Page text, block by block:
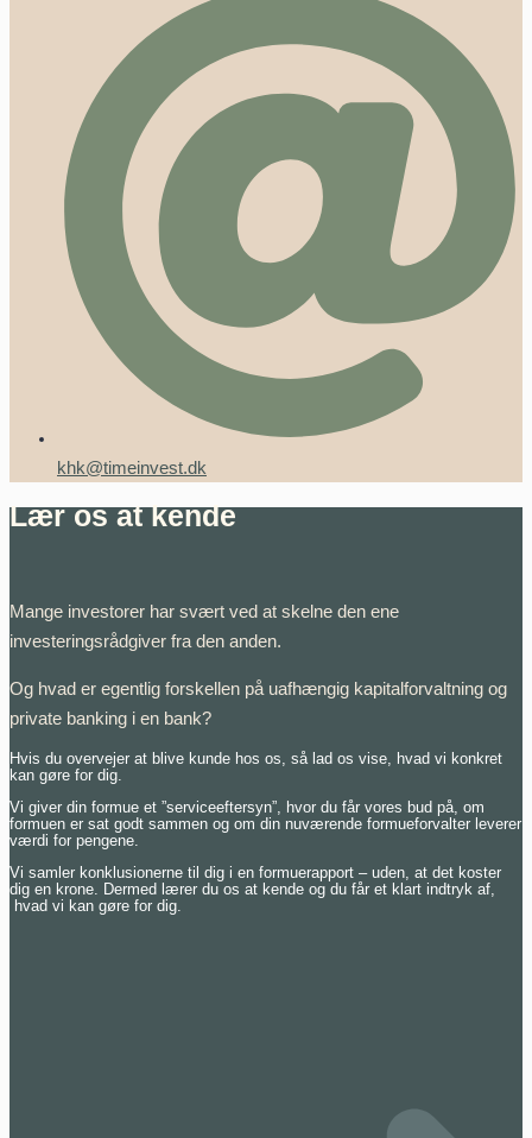
khk@timeinvest.dk
Lær os at kende
Mange investorer har svært ved at skelne den ene
investeringsrådgiver fra den anden.
Og hvad er egentlig forskellen på uafhængig kapitalforvaltning og
private banking i en bank?
Hvis du overvejer at blive kunde hos os, så lad os vise, hvad vi konkret
kan gøre for dig.
Vi giver din formue et ”serviceeftersyn”,
hvor du får vores bud på, om
formuen er sat godt sammen og om din nuværende formueforvalter leverer
værdi for pengene.
Vi samler konklusionerne til dig i en formuerapport – uden, at det koster
dig en krone. Dermed lærer du os at kende og du får et klart indtryk af,
hvad vi kan gøre for dig.